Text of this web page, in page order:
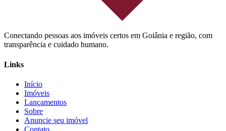
Conectando pessoas aos imóveis certos em Goiânia e região, com
transparência e cuidado humano.
Links
Início
Imóveis
Lançamentos
Sobre
Anuncie seu imóvel
Contato